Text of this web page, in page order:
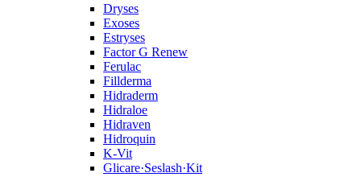
Dryses
Exoses
Estryses
Factor G Renew
Ferulac
Fillderma
Hidraderm
Hidraloe
Hidraven
Hidroquin
K-Vit
Glicare·Seslash·Kit